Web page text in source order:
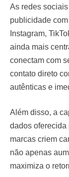
As redes
publicidade
Instagram,
ainda mais
conectam com
contato direto
autênticas e
Além disso, a
dados oferecida
marcas criem
não apenas
maximiza o